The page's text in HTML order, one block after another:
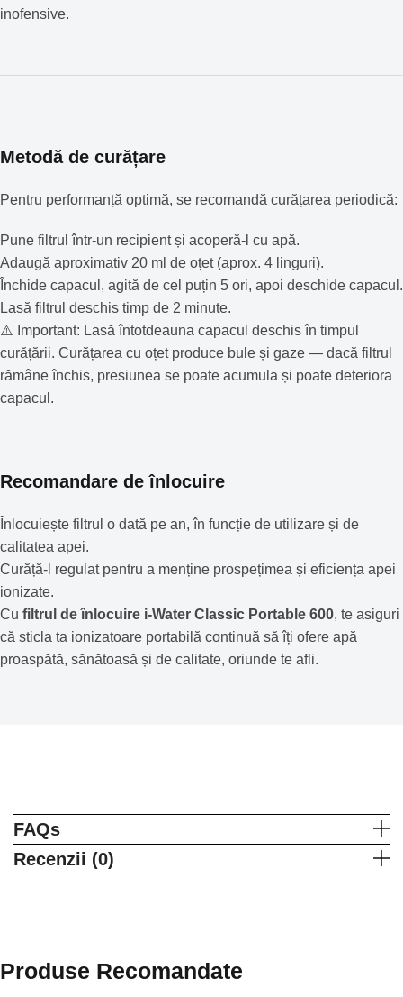
inofensive.
Metodă de curățare
Pentru performanță optimă, se recomandă curățarea periodică:
Pune filtrul într-un recipient și acoperă-l cu apă.
Adaugă aproximativ 20 ml de oțet (aprox. 4 linguri).
Închide capacul, agită de cel puțin 5 ori, apoi deschide capacul.
Lasă filtrul deschis timp de 2 minute.
⚠️ Important: Lasă întotdeauna capacul deschis în timpul
curățării. Curățarea cu oțet produce bule și gaze — dacă filtrul
rămâne închis, presiunea se poate acumula și poate deteriora
capacul.
Recomandare de înlocuire
Înlocuiește filtrul o dată pe an, în funcție de utilizare și de
calitatea apei.
Curăță-l regulat pentru a menține prospețimea și eficiența apei
ionizate.
Cu filtrul de înlocuire i-Water Classic Portable 600, te asiguri
că sticla ta ionizatoare portabilă continuă să îți ofere apă
proaspătă, sănătoasă și de calitate, oriunde te afli.
FAQs
Recenzii (0)
Produse Recomandate